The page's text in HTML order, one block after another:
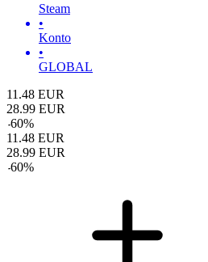
Steam
•
Konto
•
GLOBAL
11.48 EUR
28.99 EUR
-60%
11.48 EUR
28.99 EUR
-60%